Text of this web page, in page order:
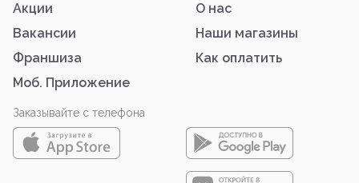
Акции
О нас
Вакансии
Наши магазины
Франшиза
Как оплатить
Моб. Приложение
Заказывайте с телефона